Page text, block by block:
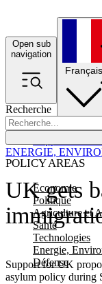
Open sub
navigation
Recherche
POLICY AREAS
Economie
Politique
Agriculture et
Santé
Technologies
Energie,
Défense
Français
UK gets
Support for UK
asylum policy during
ENERGIE,